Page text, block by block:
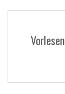
Vorlesen